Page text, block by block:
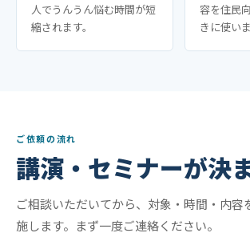
人でうんうん悩む時間が短
縮されます。
容を住民
きに使いま
ご依頼の流れ
講演・セミナーが決
ご相談いただいてから、対象・時間・内容
施します。まず一度ご連絡ください。